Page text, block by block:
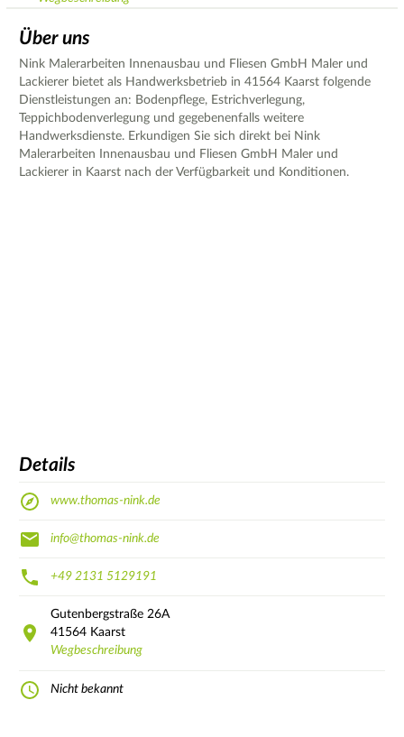
Über uns
Nink Malerarbeiten Innenausbau und Fliesen GmbH Maler und
Lackierer bietet als Handwerksbetrieb in 41564 Kaarst folgende
Dienstleistungen an: Bodenpflege, Estrichverlegung,
Teppichbodenverlegung und gegebenenfalls weitere
Handwerksdienste. Erkundigen Sie sich direkt bei Nink
Malerarbeiten Innenausbau und Fliesen GmbH Maler und
Lackierer in Kaarst nach der Verfügbarkeit und Konditionen.
Details
www.thomas-nink.de
info@thomas-nink.de
+49 2131 5129191
Gutenbergstraße 26A
41564 Kaarst
Wegbeschreibung
Nicht bekannt